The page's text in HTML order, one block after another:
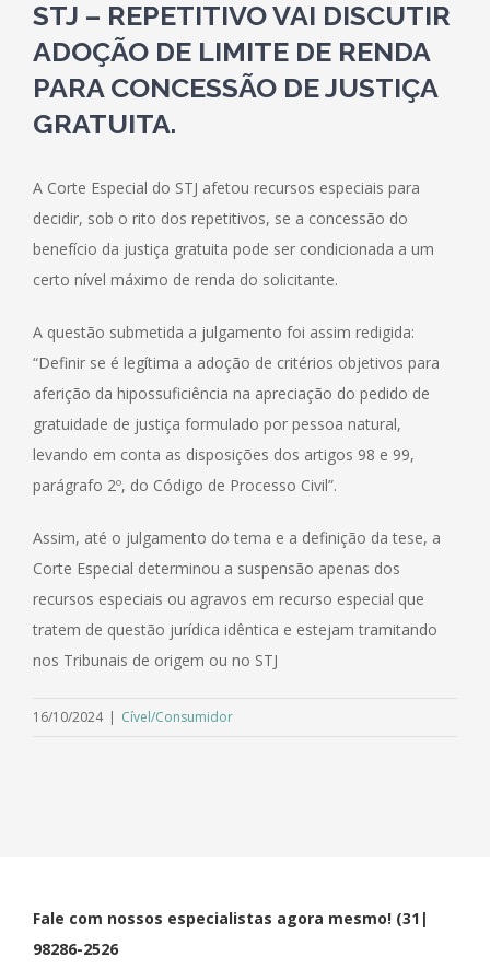
STJ – REPETITIVO VAI DISCUTIR
ADOÇÃO DE LIMITE DE RENDA
PARA CONCESSÃO DE JUSTIÇA
GRATUITA.
A Corte Especial do STJ afetou recursos especiais para
decidir, sob o rito dos repetitivos, se a concessão do
benefício da justiça gratuita pode ser condicionada a um
certo nível máximo de renda do solicitante.
A questão submetida a julgamento foi assim redigida:
“Definir se é legítima a adoção de critérios objetivos para
aferição da hipossuficiência na apreciação do pedido de
gratuidade de justiça formulado por pessoa natural,
levando em conta as disposições dos artigos 98 e 99,
parágrafo 2º, do Código de Processo Civil”.
Assim, até o julgamento do tema e a definição da tese, a
Corte Especial determinou a suspensão apenas dos
recursos especiais ou agravos em recurso especial que
tratem de questão jurídica idêntica e estejam tramitando
nos Tribunais de origem ou no STJ
16/10/2024 | Cível/Consumidor
Fale com nossos especialistas agora mesmo! (31|
98286-2526